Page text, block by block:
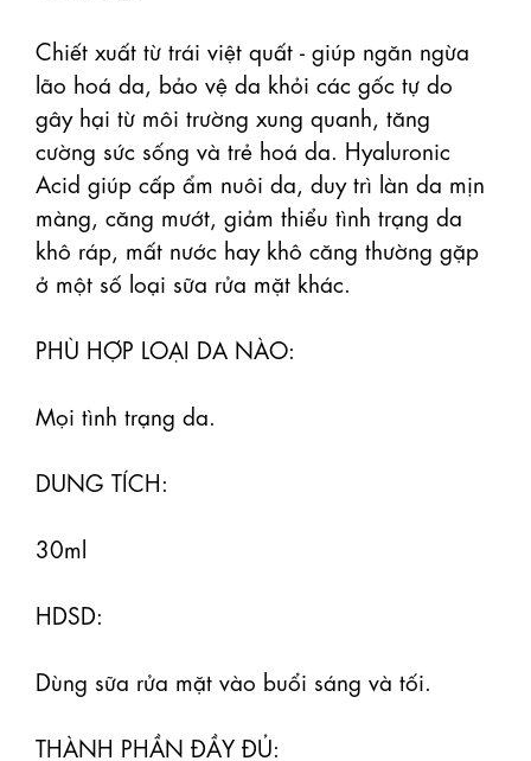
Chiết xuất từ trái việt quất - giúp ngăn ngừa
lão hoá da, bảo vệ da khỏi các gốc tự do
gây hại từ môi trường xung quanh, tăng
cường sức sống và trẻ hoá da. Hyaluronic
Acid giúp cấp ẩm nuôi da, duy trì làn da mịn
màng, căng mướt, giảm thiểu tình trạng da
khô ráp, mất nước hay khô căng thường gặp
ở một số loại sữa rửa mặt khác.
PHÙ HỢP LOẠI DA NÀO:
Mọi tình trạng da.
DUNG TÍCH:
30ml
HDSD:
Dùng sữa rửa mặt vào buổi sáng và tối.
THÀNH PHẦN ĐẦY ĐỦ: